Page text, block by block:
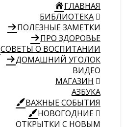
ГЛАВНАЯ
БИБЛИОТЕКА
ПОЛЕЗНЫЕ ЗАМЕТКИ
ПРО ЗДОРОВЬЕ
СОВЕТЫ О ВОСПИТАНИИ
ДОМАШНИЙ УГОЛОК
ВИДЕО
МАГАЗИН
АЗБУКА
ВАЖНЫЕ СОБЫТИЯ
НОВОГОДНИЕ
ОТКРЫТКИ С НОВЫМ